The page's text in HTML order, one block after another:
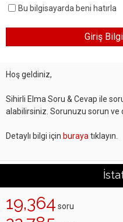
Bu bilgisayarda beni hatırla
Hoş geldiniz,
Sihirli Elma Soru & Cevap ile
alabilirsiniz. Sorunuzu sorun ve
Detaylı bilgi için buraya tıklayın.
19,364 soru